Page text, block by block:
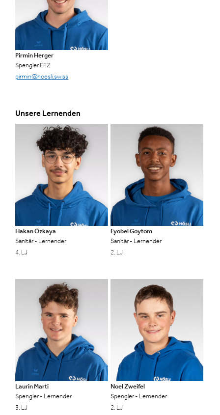
Pirmin Herger
Spengler EFZ
pirmin@hoesli.swiss
Unsere Lernenden
Hakan Özkaya
Sanitär - Lernender
4. LJ
Eyobel Goytom
Sanitär - Lernender
2. LJ
Laurin Marti
Spengler - Lernender
3. LJ
Noel Zweifel
Spengler - Lernender
2. LJ